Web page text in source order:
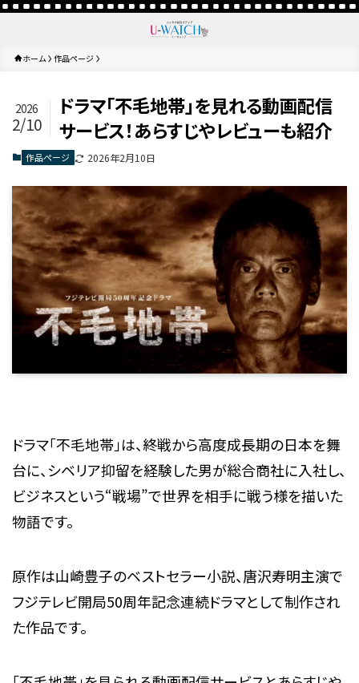
ホーム 作品ページ
ドラマ「不毛地帯」を見れる動画配信
サービス！あらすじやレビューも紹介
2026
2/10
作品ページ 2026年2月10日
ドラマ「不毛地帯」は、終戦から高度成長期の日本を舞
台に、シベリア抑留を経験した男が総合商社に入社し、
ビジネスという“戦場”で世界を相手に戦う様を描いた
物語です。
原作は山崎豊子のベストセラー小説、唐沢寿明主演で
フジテレビ開局50周年記念連続ドラマとして制作され
た作品です。